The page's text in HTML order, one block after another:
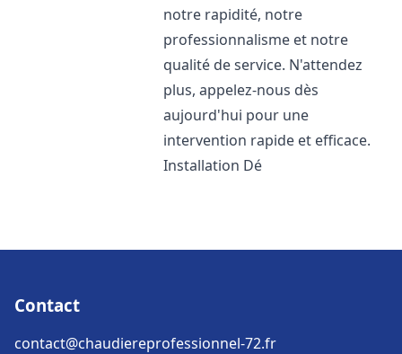
notre rapidité, notre
professionnalisme et notre
qualité de service. N'attendez
plus, appelez-nous dès
aujourd'hui pour une
intervention rapide et efficace.
Installation Dé
Contact
contact@chaudiereprofessionnel-72.fr